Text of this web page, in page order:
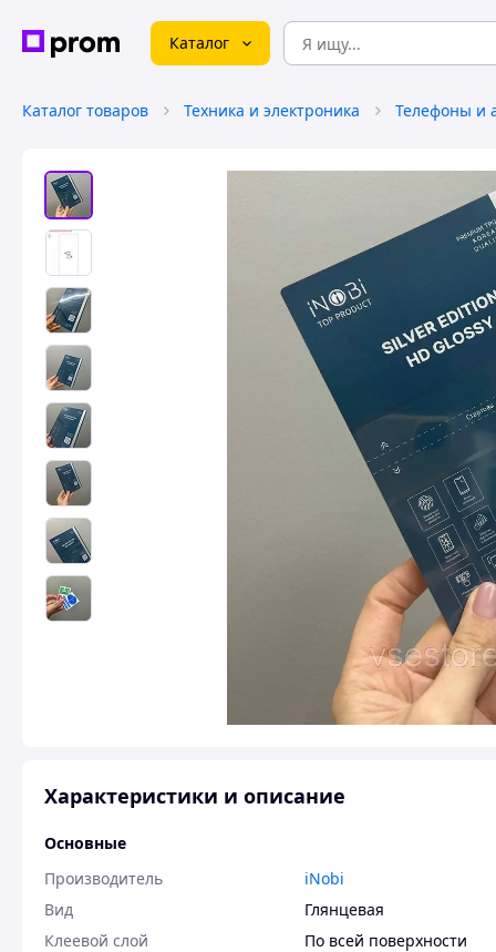
Каталог
Каталог товаров Техника и электроника Телефоны и
Характеристики и описание
Основные
Производитель
iNobi
Вид
Глянцевая
Клеевой слой
По всей поверхности